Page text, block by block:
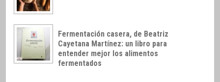
Fermentación casera, de Beatriz
Cayetana Martínez: un libro para
entender mejor los alimentos
fermentados